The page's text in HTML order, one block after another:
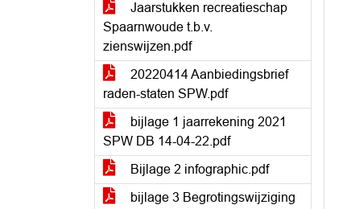
Jaarstukken recreatieschap
Spaarnwoude t.b.v.
zienswijzen.pdf
20220414 Aanbiedingsbrief
raden-staten SPW.pdf
bijlage 1 jaarrekening 2021
SPW DB 14-04-22.pdf
Bijlage 2 infographic.pdf
bijlage 3 Begrotingswijziging